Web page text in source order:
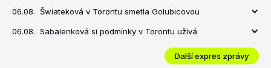
06.08. Šwiateková v Torontu smetla Golubicovou
06.08. Sabalenková si podmínky v Torontu užívá
Další expres zprávy